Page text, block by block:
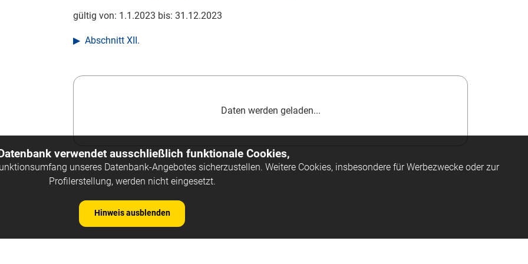
gültig von: 1.1.2023 bis: 31.12.2023
Abschnitt XII.
Daten werden geladen...
verwendet ausschließlich funktionale Cookies,
unseres Datenbank-Angebotes sicherzustellen. Weitere Cookies, insbesondere für Werbezwecke oder zur
Profilerstellung, werden nicht eingesetzt.
Hinweis ausblenden